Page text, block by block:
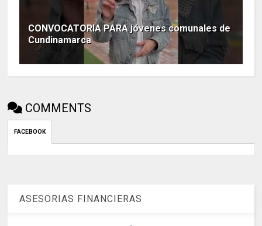
CONVOCATORIA PARA jóvenes comunales de
Cundinamarca
COMMENTS
FACEBOOK
ASESORIAS FINANCIERAS